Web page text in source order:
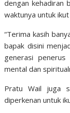
dengan kehadiran
waktunya untuk
“Terima kasih
bapak disini
generasi
mental dan
Pratu Wail juga
diperkenan untuk